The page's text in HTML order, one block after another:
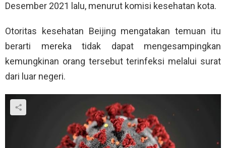
Desember 2021 lalu, menurut komisi kesehatan kota.
Otoritas kesehatan Beijing mengatakan temuan itu
berarti mereka tidak dapat mengesampingkan
kemungkinan orang tersebut terinfeksi melalui surat
dari luar negeri.